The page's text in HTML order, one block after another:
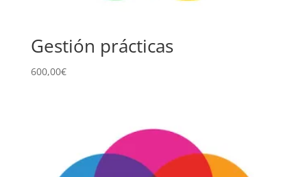
Gestión prácticas
600,00€